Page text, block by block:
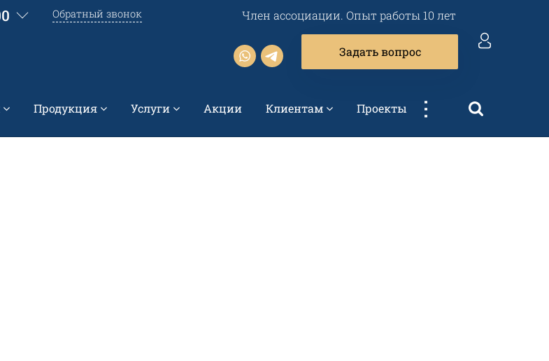
Обратный звонок Член ассоциации. Опыт работы 10 лет
Задать вопрос
Продукция Услуги Акции Клиентам Проекты ...